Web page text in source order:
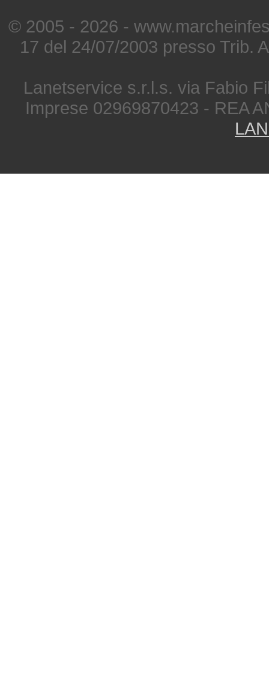
© 2005 - 2026 -
17 del 24/07/2003 presso Trib.
Lanetservice s.r.l.s. via Fabio
Imprese 02969870423 - REA